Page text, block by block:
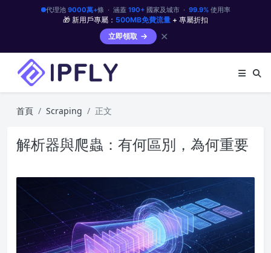
代理池 9000萬+條 · 涵蓋 190+國家及城市 · 99.9%使用率
🎁 新用戶專屬： 500MB免費流量 + 專屬折扣
立即領取
✕
首頁 Scraping 正文
解析器與爬蟲：有何區別，為何重要